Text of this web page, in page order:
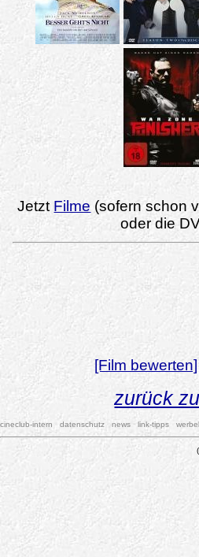
Jetzt Filme (sofern schon
oder die
[Film bewerten]
zurück
cineclub-intern datenschutz news link-tipps